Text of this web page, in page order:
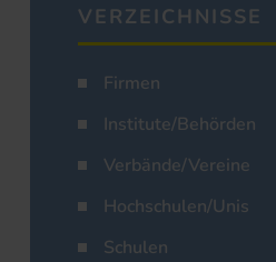
VERZEICHNISSE
Firmen
Institute/Behörden
Verbände/Vereine
Hochschulen/Unis
Schulen